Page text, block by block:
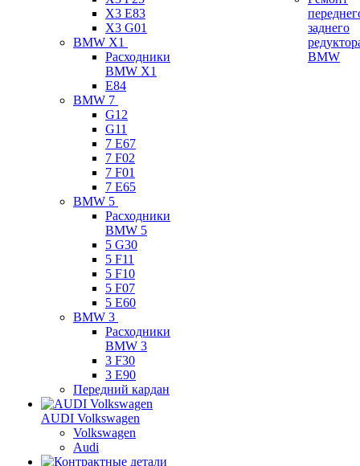
X3 E83
X3 G01
BMW X1
Расходники
BMW X1
E84
BMW 7
G12
G11
7 Е67
7 F02
7 F01
7 E65
BMW 5
Расходники
BMW 5
5 G30
5 F11
5 F10
5 F07
5 E60
BMW 3
Расходники
BMW 3
3 F30
3 E90
Передний кардан
AUDI Volkswagen
Volkswagen
Audi
заднего
BMW